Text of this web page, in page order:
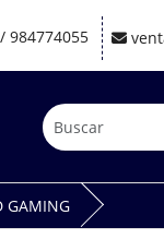
984774055
GAMING